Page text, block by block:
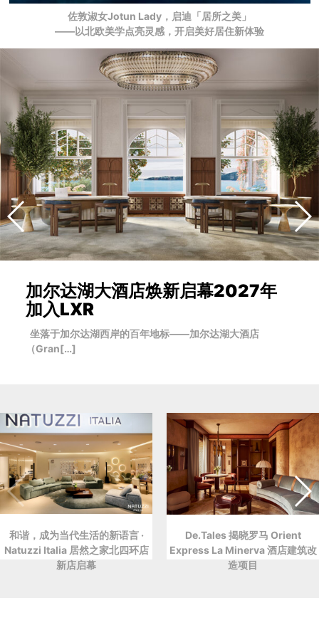
佐敦淑女Jotun Lady，启迪「居所之美」
——以北欧美学点亮灵感，开启美好居住新体验
加尔达湖大酒店焕新启幕2027年
加入LXR
坐落于加尔达湖西岸的百年地标——加尔达湖大酒店
（Gran[…]
和谐，成为当代生活的新语言 ·
Natuzzi Italia 居然之家北四环店
新店启幕
De.Tales 揭晓罗马 Orient
Express La Minerva 酒店建筑改
造项目